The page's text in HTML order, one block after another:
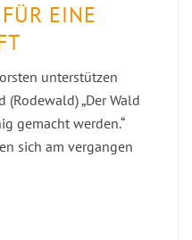
EINE
unterstützen
„Der Wald
gemacht werden.“
sich am vergangen